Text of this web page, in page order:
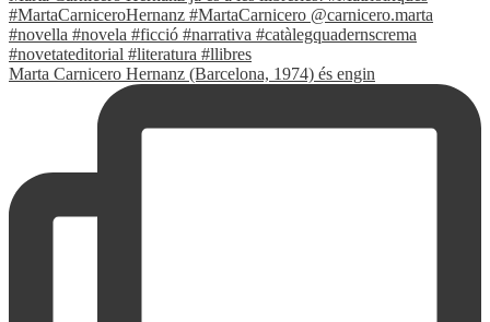
Marta Carnicero Hernanz (Barcelona, 1974) és engin